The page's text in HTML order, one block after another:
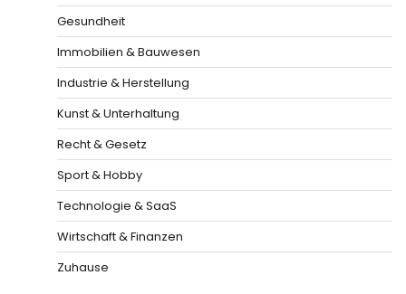
Gesundheit
Immobilien & Bauwesen
Industrie & Herstellung
Kunst & Unterhaltung
Recht & Gesetz
Sport & Hobby
Technologie & SaaS
Wirtschaft & Finanzen
Zuhause